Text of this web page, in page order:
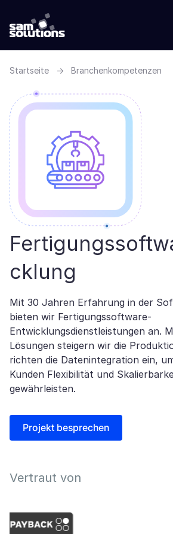
Startseite → Branchenkompetenzen
cklung
Mit 30 Jahren Erfahrung in der
bieten wir Fertigungssoftware-
Entwicklungsdienstleistungen an.
Lösungen steigern wir die
richten die Datenintegration ein,
Kunden Flexibilität und
gewährleisten.
Projekt besprechen
Vertraut von